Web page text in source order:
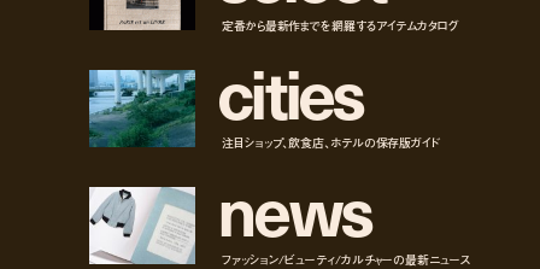
定番から最新作までを網羅するアイテムカタログ
cities
注目ショップ、飲食店、ホテルの保存版ガイド
news
ファッション/ビューティ/カルチャーの最新ニュース